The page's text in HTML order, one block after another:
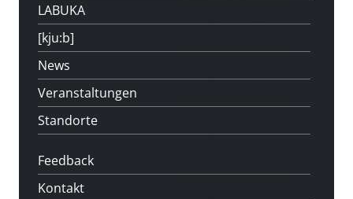
LABUKA
[kju:b]
News
Veranstaltungen
Standorte
Feedback
Kontakt